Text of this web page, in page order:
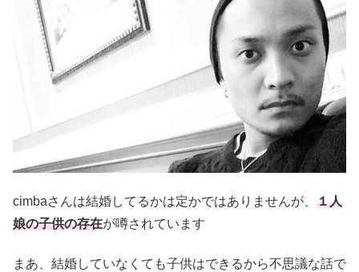
cimbaさんは結婚してるかは定かではありませんが、 １人
娘の子供の存在が噂されています
まあ、結婚していなくても子供はできるから不思議な話で